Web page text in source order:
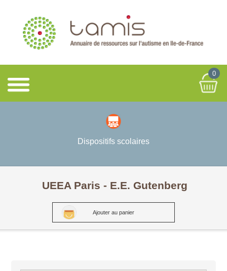
0
Dispositifs scolaires
UEEA Paris - E.E. Gutenberg
Ajouter au panier